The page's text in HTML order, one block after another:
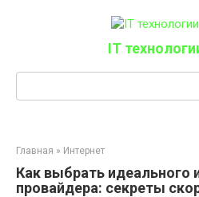
IT
Главная » Интернет
Как выбрать идеального
провайдера: секреты